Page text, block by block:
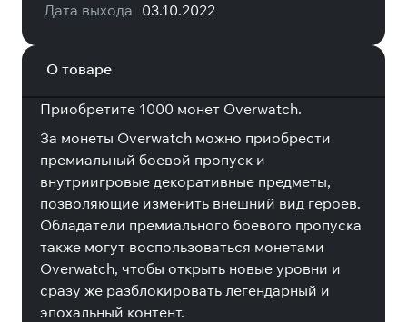
Дата выхода 03.10.2022
О товаре
Приобретите 1000 монет Overwatch.
За монеты Overwatch можно приобрести
премиальный боевой пропуск и
внутриигровые декоративные предметы,
позволяющие изменить внешний вид героев.
Обладатели премиального боевого пропуска
также могут воспользоваться монетами
Overwatch, чтобы открыть новые уровни и
сразу же разблокировать легендарный и
эпохальный контент.